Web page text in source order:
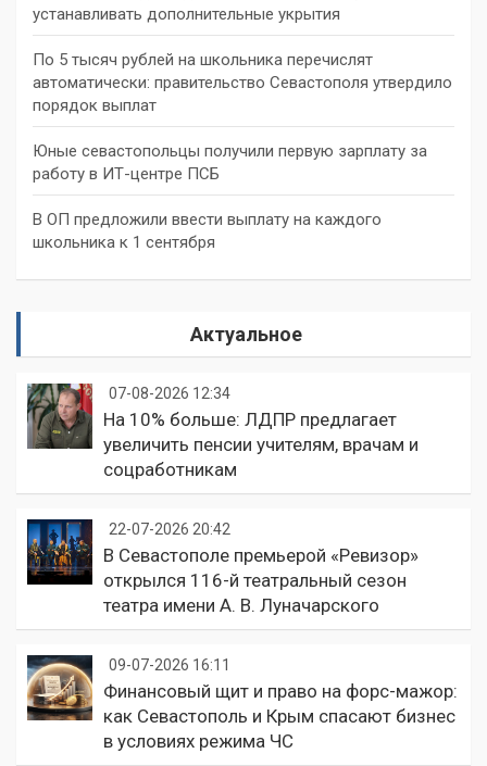
устанавливать дополнительные укрытия
По 5 тысяч рублей на школьника перечислят
автоматически: правительство Севастополя утвердило
порядок выплат
Юные севастопольцы получили первую зарплату за
работу в ИТ-центре ПСБ
В ОП предложили ввести выплату на каждого
школьника к 1 сентября
Актуальное
07-08-2026 12:34
На 10% больше: ЛДПР предлагает
увеличить пенсии учителям, врачам и
соцработникам
22-07-2026 20:42
В Севастополе премьерой «Ревизор»
открылся 116-й театральный сезон
театра имени А. В. Луначарского
09-07-2026 16:11
Финансовый щит и право на форс-мажор:
как Севастополь и Крым спасают бизнес
в условиях режима ЧС